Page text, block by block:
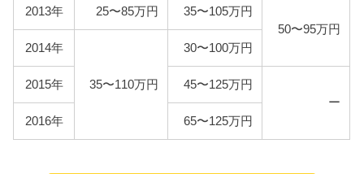
2013年 25〜85万円
35〜105万円
50〜95万円
2014年
35〜110万円
30〜100万円
2015年
45〜125万円
ー
2016年
65〜125万円